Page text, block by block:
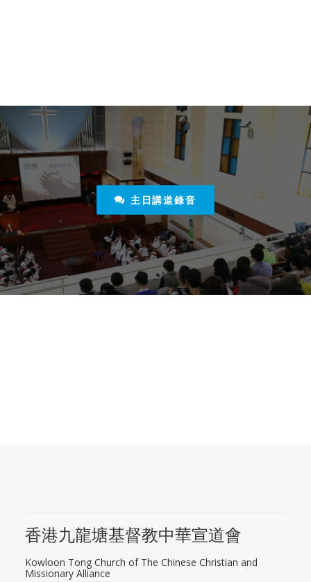
主日講道錄音
香港九龍塘基督教中華宣道會
Kowloon Tong Church of The Chinese Christian and
Missionary Alliance